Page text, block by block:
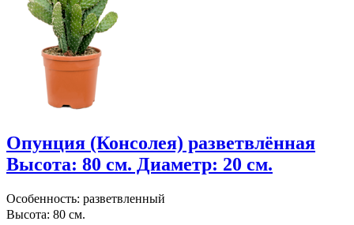
Опунция (Консолея) разветвлённая
Высота: 80 см. Диаметр: 20 см.
Особенность: разветвленный
Высота: 80 см.